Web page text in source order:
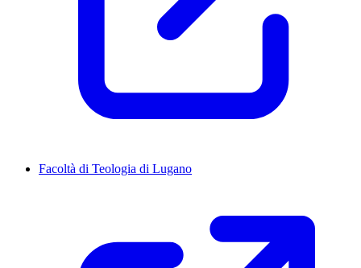
Facoltà di Teologia di Lugano